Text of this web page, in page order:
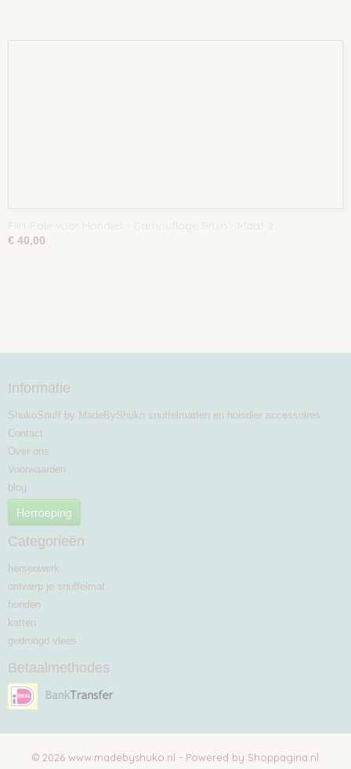
Flirt Pole voor Honden - Camouflage Bruin - Maat 2
€ 40,00
Informatie
ShukoSnuff by MadeByShuko snuffelmatten en huisdier accessoires
Contact
Over ons
Voorwaarden
blog
Herroeping
Categorieën
hersenwerk
ontwerp je snuffelmat
honden
katten
gedroogd vlees
Betaalmethodes
© 2026 www.madebyshuko.nl - Powered by Shoppagina.nl